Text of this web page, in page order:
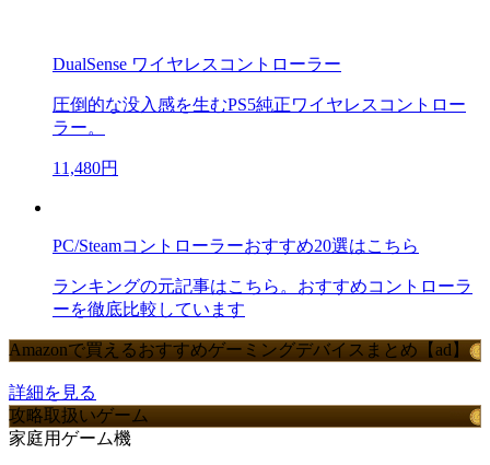
DualSense ワイヤレスコントローラー
圧倒的な没入感を生むPS5純正ワイヤレスコントロー
ラー。
11,480円
PC/Steamコントローラーおすすめ20選はこちら
ランキングの元記事はこちら。おすすめコントローラ
ーを徹底比較しています
Amazonで買えるおすすめゲーミングデバイスまとめ【ad】
詳細を見る
攻略取扱いゲーム
家庭用ゲーム機